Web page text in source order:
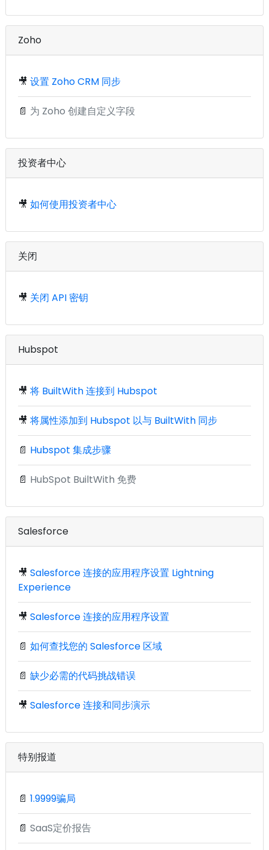
Zoho
🎥 设置 Zoho CRM 同步
📄 为 Zoho 创建自定义字段
投资者中心
🎥 如何使用投资者中心
关闭
🎥 关闭 API 密钥
Hubspot
🎥 将 BuiltWith 连接到 Hubspot
🎥 将属性添加到 Hubspot 以与 BuiltWith 同步
📄 Hubspot 集成步骤
📄 HubSpot BuiltWith 免费
Salesforce
🎥 Salesforce 连接的应用程序设置 Lightning
Experience
🎥 Salesforce 连接的应用程序设置
📄 如何查找您的 Salesforce 区域
📄 缺少必需的代码挑战错误
🎥 Salesforce 连接和同步演示
特别报道
📄 1.9999骗局
📄 SaaS定价报告